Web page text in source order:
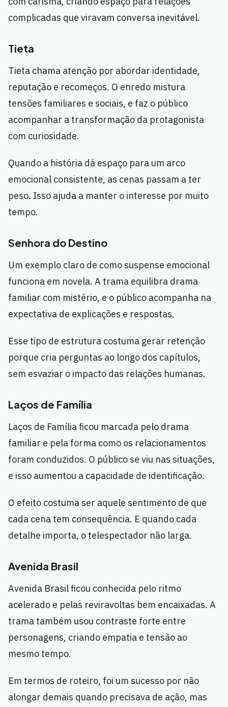
complicadas que viravam conversa inevitável.
Tieta
Tieta chama atenção por abordar identidade,
reputação e recomeços. O enredo mistura
tensões familiares e sociais, e faz o público
acompanhar a transformação da protagonista
com curiosidade.
Quando a história dá espaço para um arco
emocional consistente, as cenas passam a ter
peso. Isso ajuda a manter o interesse por muito
tempo.
Senhora do Destino
Um exemplo claro de como suspense emocional
funciona em novela. A trama equilibra drama
familiar com mistério, e o público acompanha na
expectativa de explicações e respostas.
Esse tipo de estrutura costuma gerar retenção
porque cria perguntas ao longo dos capítulos,
sem esvaziar o impacto das relações humanas.
Laços de Família
Laços de Família ficou marcada pelo drama
familiar e pela forma como os relacionamentos
foram conduzidos. O público se viu nas situações,
e isso aumentou a capacidade de identificação.
O efeito costuma ser aquele sentimento de que
cada cena tem consequência. E quando cada
detalhe importa, o telespectador não larga.
Avenida Brasil
Avenida Brasil ficou conhecida pelo ritmo
acelerado e pelas reviravoltas bem encaixadas. A
trama também usou contraste forte entre
personagens, criando empatia e tensão ao
mesmo tempo.
Em termos de roteiro, foi um sucesso por não
alongar demais quando precisava de ação, mas